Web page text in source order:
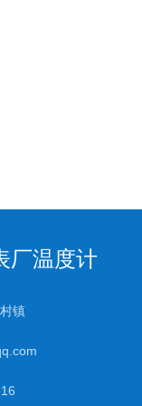
厂温度计
镇